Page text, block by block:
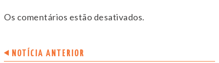
Os comentários estão desativados.
NOTÍCIA ANTERIOR